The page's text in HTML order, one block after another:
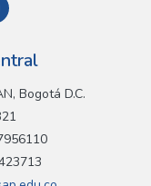
Bogotá D.C.